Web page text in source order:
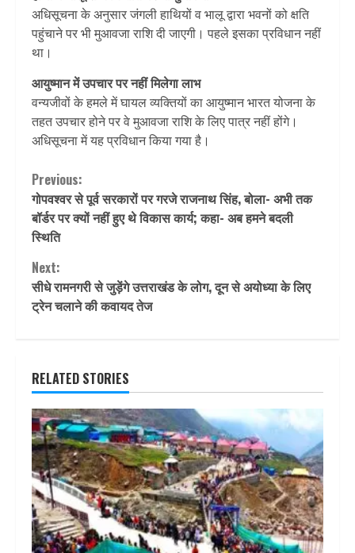
अधिसूचना के अनुसार जंगली हाथियों व भालू द्वारा भवनों को क्षति
पहुंचाने पर भी मुआवजा राशि दी जाएगी। पहले इसका प्रविधान नहीं
था।
आयुष्मान में उपचार पर नहीं मिलेगा लाभ
वन्यजीवों के हमले में घायल व्यक्तियों का आयुष्मान भारत योजना के
तहत उपचार होने पर वे मुआवजा राशि के लिए पात्र नहीं होंगे।
अधिसूचना में यह प्रविधान किया गया है।
Continue
Reading
Previous:
गोपवश्वर से पूर्व सरकारों पर गरजे राजनाथ सिंह, बोला- अभी तक
बॉर्डर पर क्यों नहीं हुए थे विकास कार्य; कहा- अब हमने बदली
स्थिति
Next:
सीधे रामनगरी से जुड़ेंगे उत्तराखंड के लोग, दून से अयोध्या के लिए
ट्रेन चलाने की कवायद तेज
RELATED STORIES